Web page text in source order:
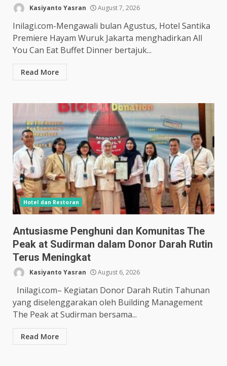
Kasiyanto Yasran August 7, 2026
Inilagi.com-Mengawali bulan Agustus, Hotel Santika
Premiere Hayam Wuruk Jakarta menghadirkan All
You Can Eat Buffet Dinner bertajuk...
Read More
Hotel dan Restoran
Antusiasme Penghuni dan Komunitas The
Peak at Sudirman dalam Donor Darah Rutin
Terus Meningkat
Kasiyanto Yasran August 6, 2026
Inilagi.com– Kegiatan Donor Darah Rutin Tahunan
yang diselenggarakan oleh Building Management
The Peak at Sudirman bersama...
Read More